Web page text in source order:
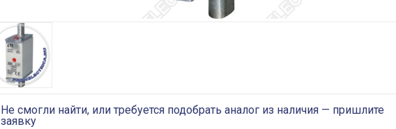
Не смогли найти, или требуется подобрать аналог из наличия — пришлите
заявку